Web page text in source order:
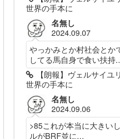
世界の手本に
名無し
2024.09.07
やっかみとか村社会とか
してる馬自身で食い扶持
【朗報】ヴェルサイユ
世界の手本に
名無し
2024.09.06
>85これが本当に大きい
ルがBRF並に...